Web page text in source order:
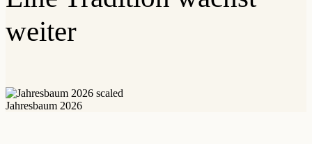
weiter
Jahresbaum 2026